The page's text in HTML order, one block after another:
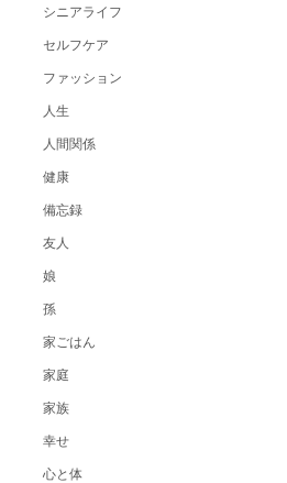
シニアライフ
セルフケア
ファッション
人生
人間関係
健康
備忘録
友人
娘
孫
家ごはん
家庭
家族
幸せ
心と体